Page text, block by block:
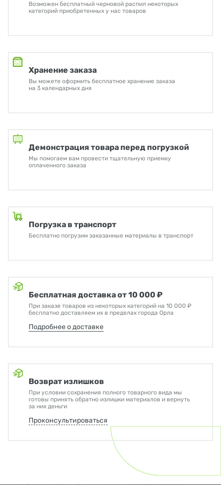
Возможен бесплатный черновой распил некоторых
категорий приобретенных у нас товаров
Хранение заказа
Вы можете оформить бесплатное хранение заказа
на 3 календарных дня
Демонстрация товара перед погрузкой
Мы помогаем вам провести тщательную приемку
оплаченного заказа
Погрузка в транспорт
Бесплатно погрузим заказанные материалы в транспорт
Бесплатная доставка от 10 000 ₽
При заказе товаров из некоторых категорий на 10 000 ₽
бесплатно доставляем их в пределах города Орла
Подробнее о доставке
Возврат излишков
При условии сохранения полного товарного вида мы
готовы принять обратно излишки материалов и вернуть
за них деньги
Проконсультироваться